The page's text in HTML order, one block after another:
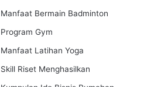
Manfaat Bermain Badminton
Program Gym
Manfaat Latihan Yoga
Skill Riset Menghasilkan